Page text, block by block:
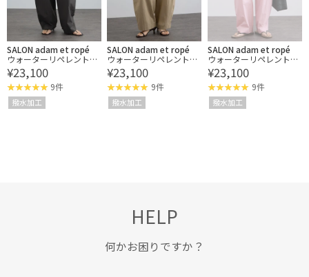
SALON adam et ropé
ウォーターリペレントイ
ージーカービーパンツ /
撥水加工
¥23,100
9件
撥水加工
SALON adam et ropé
ウォーターリペレントイ
ージーカービーパンツ /
撥水加工
¥23,100
9件
撥水加工
SALON adam et ropé
ウォーターリペレントイ
ージーカービーパンツ /
撥水加工
¥23,100
9件
撥水加工
HELP
何かお困りですか？